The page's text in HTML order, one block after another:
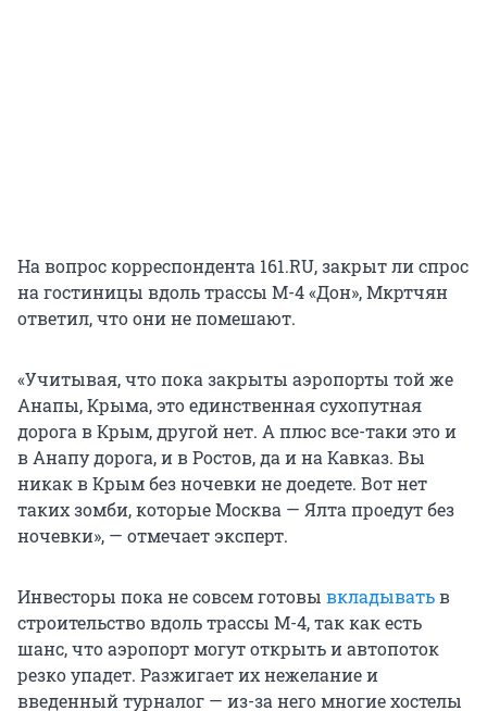
На вопрос корреспондента 161.RU, закрыт ли спрос
на гостиницы вдоль трассы М-4 «Дон», Мкртчян
ответил, что они не помешают.
«Учитывая, что пока закрыты аэропорты той же
Анапы, Крыма, это единственная сухопутная
дорога в Крым, другой нет. А плюс все-таки это и
в Анапу дорога, и в Ростов, да и на Кавказ. Вы
никак в Крым без ночевки не доедете. Вот нет
таких зомби, которые Москва — Ялта проедут без
ночевки», — отмечает эксперт.
Инвесторы пока не совсем готовы вкладыватьв
строительство вдоль трассы М-4, так как есть
шанс, что аэропорт могут открыть и автопоток
резко упадет. Разжигает их нежелание и
введенный турналог — из-за него многие хостелы